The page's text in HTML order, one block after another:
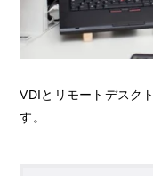
VDIとリモートデスク
す。